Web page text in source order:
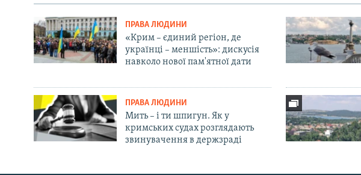
Русский
ПРАВА ЛЮДИНИ
«Крим – єдиний регіон, де
українці – меншість»: дискусія
навколо нової пам'ятної дати
ПРАВА ЛЮДИНИ
Мить – і ти шпигун. Як у
кримських судах розглядають
звинувачення в держзраді